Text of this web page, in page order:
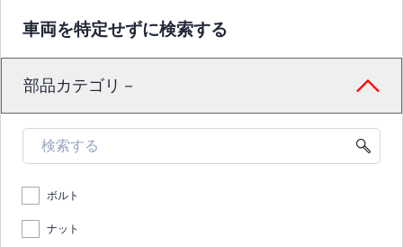
車両を特定せずに検索する
部品カテゴリ－
ボルト
ナット